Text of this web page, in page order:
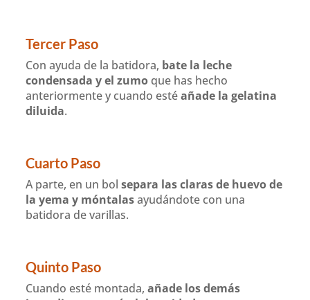
Tercer Paso
Con ayuda de la batidora, bate la leche
condensada y el zumo que has hecho
anteriormente y cuando estéañade la gelatina
diluida.
Cuarto Paso
A parte, en un bolsepara las claras de huevo de
la yema y móntalasayudándote con una
batidora de varillas.
Quinto Paso
Cuando esté montada,añade los demás